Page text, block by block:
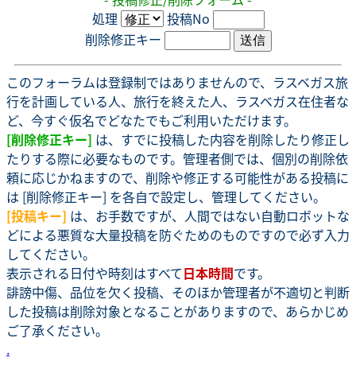
処理
投稿No
削除修正キー
このフォーラムは登録制ではありませんので、ラスベガス旅
行を計画している人、旅行を終えた人、ラスベガス在住者な
ど、今すぐ仮名でどなたでもご利用いただけます。
[削除修正キー] は、すでに投稿した内容を削除したり修正し
たりする際に必要なものです。管理者側では、個別の削除依
頼に応じかねますので、削除や修正する可能性がある投稿に
は [削除修正キー] を各自で設定し、管理してください。
[投稿キー] は、お手数ですが、人間ではない自動ロボットな
どによる悪質な大量投稿を防ぐためのものですので必ず入力
してください。
表示される日付や時刻はすべて日本時間です。
誹謗中傷、品位を欠く投稿、そのほか管理者が不適切と判断
した投稿は削除対象となることがありますので、あらかじめ
ご了承ください。
.